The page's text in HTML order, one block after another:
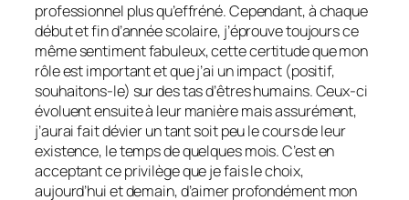
professionnel plus qu’effréné. Cependant, à chaque
début et fin d’année scolaire, j’éprouve toujours ce
même sentiment fabuleux, cette certitude que mon
rôle est important et que j’ai un impact (positif,
souhaitons-le) sur des tas d’êtres humains. Ceux-ci
évoluent ensuite à leur manière mais assurément,
j’aurai fait dévier un tant soit peu le cours de leur
existence, le temps de quelques mois. C’est en
acceptant ce privilège que je fais le choix,
aujourd’hui et demain, d’aimer profondément mon